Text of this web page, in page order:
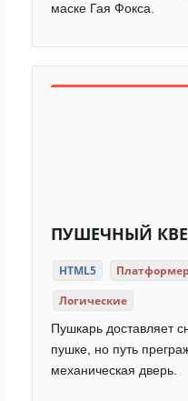
маске Гая Фокса.
ПУШЕЧНЫЙ
HTML5
Логические
Пушкарь доставляет
пушке, но путь
механическая дверь.